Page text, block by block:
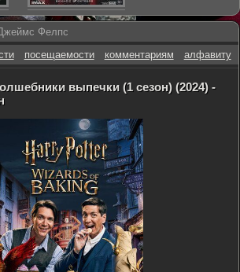
Фелпс
посещаемости комментариям алфавиту
выпечки (1 сезон) (2024) -